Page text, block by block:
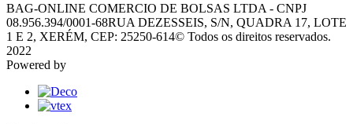
BAG-ONLINE COMERCIO DE BOLSAS LTDA - CNPJ
08.956.394/0001-68RUA DEZESSEIS, S/N, QUADRA 17, LOTE
1 E 2, XERÉM, CEP: 25250-614© Todos os direitos reservados.
2022
Powered by